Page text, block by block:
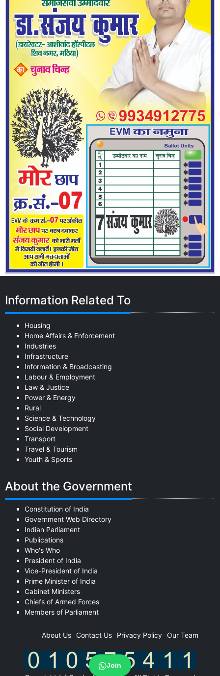
Join
Information Related To
Housing
Home Affairs & Enforcement
Industries
Infrastructure
Information & Broadcasting
Labour & Employment
Law & Justice
Power & Energy
Rural
Science & Technology
Social Development
Transport
Travel & Tourism
Youth & Sports
About the Government
Constitution of India
Government Web Directory
Indian Parliament
Publications
Who's Who
President of India
Vice-President of India
Prime Minister of India
Cabinet Ministers
Chiefs of Armed Forces
Members of Parliament
About Us Contact Us Privacy Policy Our Team